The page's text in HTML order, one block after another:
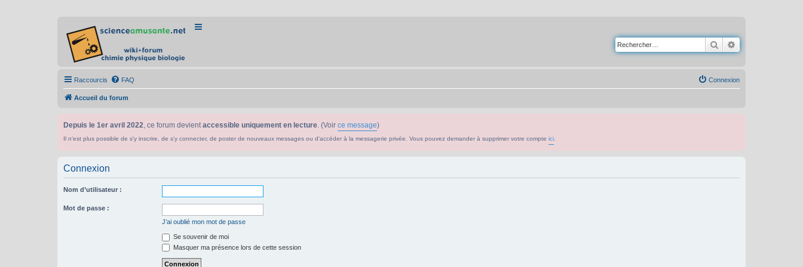
Rechercher
Raccourcis FAQ Connexion
Accueil du forum
Depuis le 1er avril 2022, ce forum devientaccessible uniquement en lecture. (Voir ce message)
Il n'est plus possible de s'y inscrire, de s'y connecter, de poster de nouveaux messages ou d'accéder à la messagerie privée. Vous pouvez demander à supprimer votre compte ici
Connexion
Nom d’utilisateur :
Mot de passe :
J’ai oublié mon mot de passe
Se souvenir de moi
Masquer ma présence lors de cette session